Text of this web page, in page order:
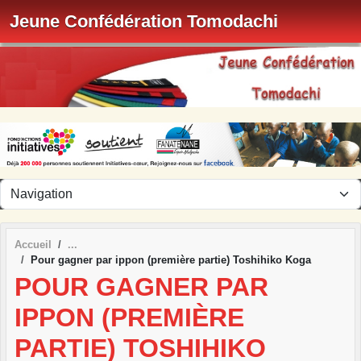
Jeune Confédération Tomodachi
Accueil
Pour gagner par ippon (première partie) Toshihiko Koga
POUR GAGNER PAR
IPPON (PREMIÈRE
PARTIE) TOSHIHIKO